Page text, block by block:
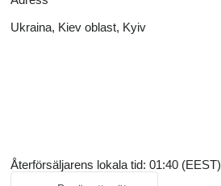
Ukraina, Kiev oblast, Kyiv
Återförsäljarens lokala tid: 01:40 (EEST)